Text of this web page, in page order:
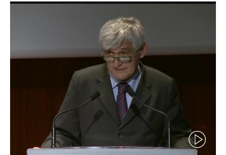
(video)